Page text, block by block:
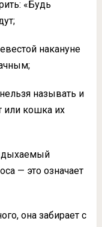
«Будь
накануне
называть и
или кошка их
— это означает
она забирает с